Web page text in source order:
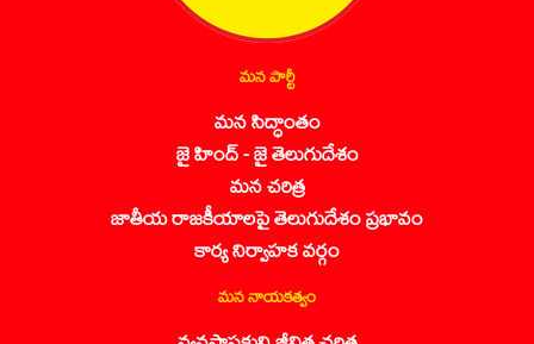
మన పార్టీ
మన సిద్ధాంతం
జై హింద్ - జై తెలుగుదేశం
మన చరిత్ర
జాతీయ రాజకీయాలపై తెలుగుదేశం ప్రభావం
కార్య నిర్వాహక వర్గం
మన నాయకత్వం